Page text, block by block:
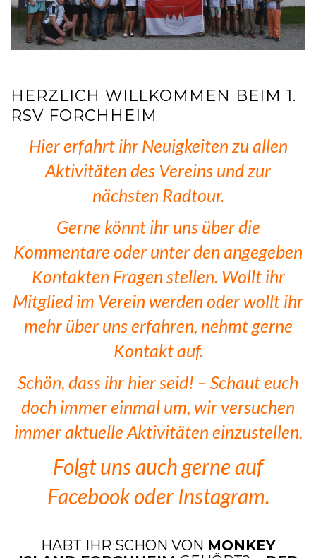
HERZLICH WILLKOMMEN BEIM 1.
RSV FORCHHEIM
Hier erfahrt ihr Neuigkeiten zu allen
Aktivitäten des Vereins und zur
nächsten Radtour.
Gerne könnt ihr uns über die
Kommentare oder unter den angegeben
Kontakten Fragen stellen. Wollt ihr
Mitglied im Verein werden oder wollt ihr
mehr über uns erfahren, nehmt gerne
Kontakt auf.
Schön, dass ihr hier seid! – Schaut euch
doch immer einmal um, wir versuchen
immer aktuelle Aktivitäten einzustellen.
Folgt uns auch gerne auf
Facebook oder Instagram.
HABT IHR SCHON VON MONKEY